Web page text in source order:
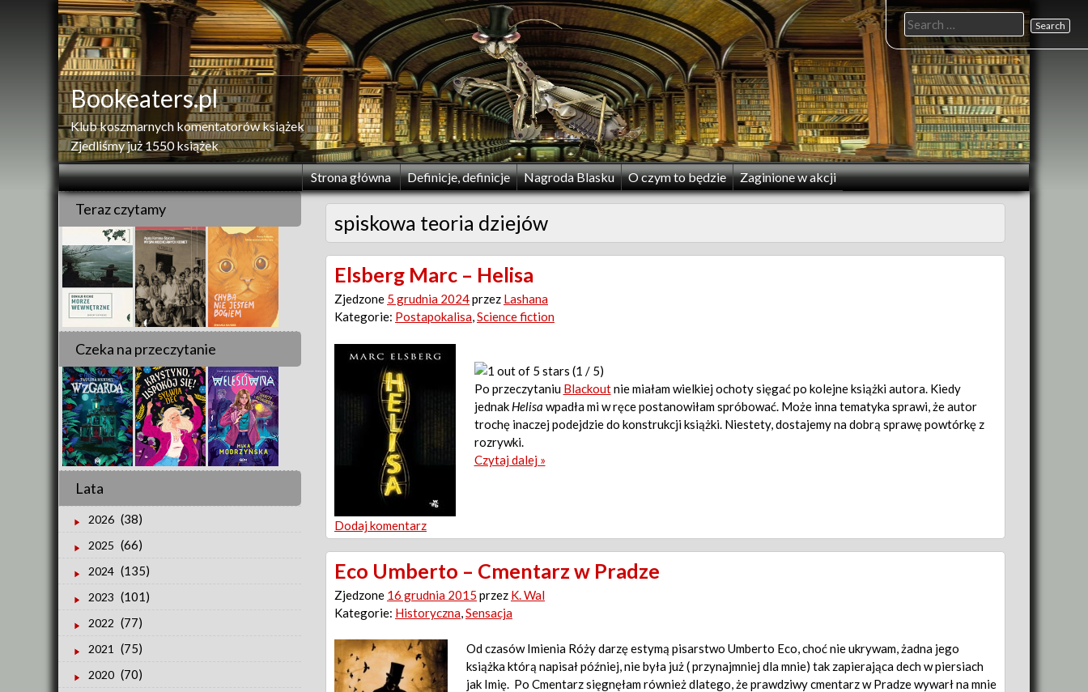
Bookeaters.pl
Klub koszmarnych komentatorów książek
Zjedliśmy już 1550 książek
Strona główna Definicje, definicje Nagroda Blasku O czym to będzie Zaginione w akcji
Search
for:
spiskowa teoria dziejów
Elsberg Marc – Helisa
Zjedzone 5 grudnia 2024przez Lashana
Kategorie: Postapokalisa,Science fiction
(1 / 5)
Po przeczytaniu Blackoutnie miałam wielkiej ochoty sięgać po kolejne książki autora. Kiedy
jednak Helisa wpadła mi w ręce postanowiłam spróbować. Może inna tematyka sprawi, że autor
trochę inaczej podejdzie do konstrukcji książki. Niestety, dostajemy na dobrą sprawę powtórkę z
rozrywki.
Czytaj dalej »
Dodaj komentarz
Eco Umberto – Cmentarz w Pradze
Zjedzone 16 grudnia 2015 przez K. Wal
Kategorie: Historyczna Sensacja
Od czasów Imienia Róży darzę estymą pisarstwo Umberto Eco, choć nie ukrywam, żadna jego
książka którą napisał później, nie była już ( przynajmniej dla mnie) tak zapierająca dech w piersiach
jak Imię. Po Cmentarz sięgnęłam również dlatego, że prawdziwy cmentarz w Pradze wywarł na mnie
Teraz czytamy
Czeka na przeczytanie
Lata
2026 (38)
2025 (66)
2024 (135)
2023 (101)
2022 (77)
2021 (75)
2020 (70)